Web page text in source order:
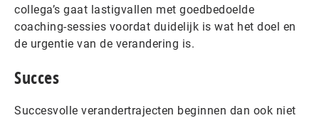
collega’s gaat lastigvallen met goedbedoelde
coaching-sessies voordat duidelijk is wat het doel en
de urgentie van de verandering is.
Succes
Succesvolle verandertrajecten beginnen dan ook niet